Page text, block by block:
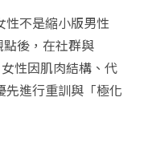
性不是縮小版男性
後，在社群與
性因肌肉結構、代
先進行重訓與「極化